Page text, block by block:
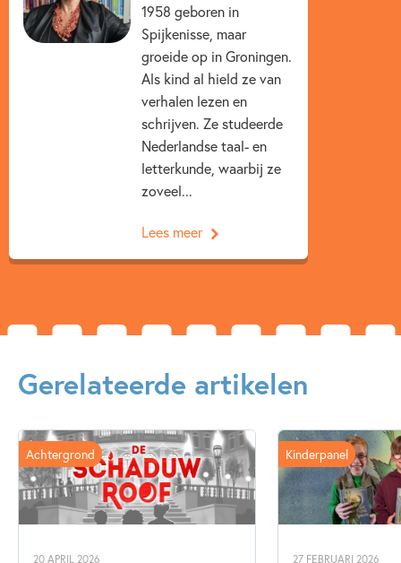
Familie & gezin
Meidenboeken
Caja Cazemier
1958 geboren in
Spijkenisse, maar
groeide op in Groningen.
Als kind al hield ze van
verhalen lezen en
schrijven. Ze studeerde
Nederlandse taal- en
letterkunde, waarbij ze
zoveel...
Lees meer
Gerelateerde artikelen
20 APRIL 2026
Achtergrond
27 FEBRUARI 2026
Kinderpanel